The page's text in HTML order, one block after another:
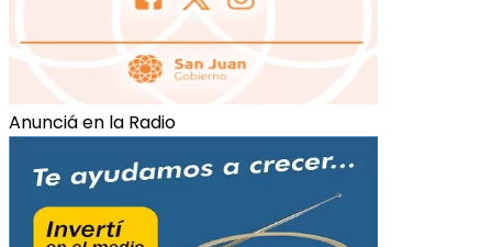
Anunciá en la Radio